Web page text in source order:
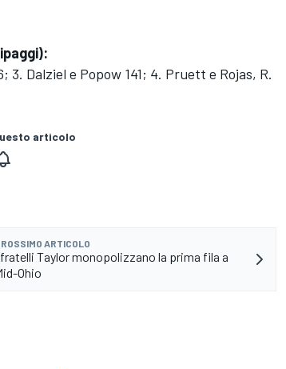
3. Dalziel e Popow 141; 4. Pruett e Rojas, R.
articolo
ARTICOLO
Taylor monopolizzano la prima fila a
Ohio